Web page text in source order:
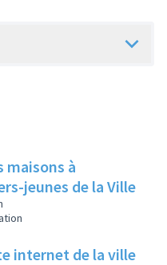
maisons à
jeunes de la Ville
internet de la ville